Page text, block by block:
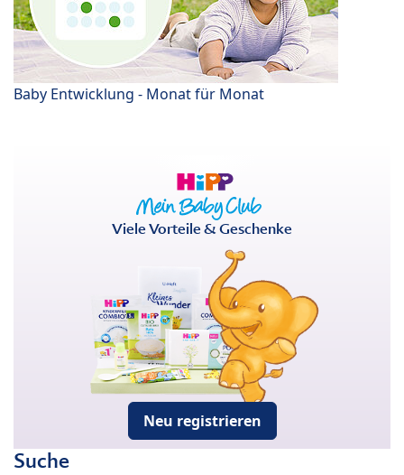
Baby Entwicklung - Monat für Monat
Viele Vorteile & Geschenke
Neu registrieren
Suche